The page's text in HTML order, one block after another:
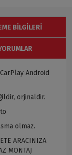
BILGILERI
Android
orjinaldir.
olmaz.
ARACINIZA
MONTAJ